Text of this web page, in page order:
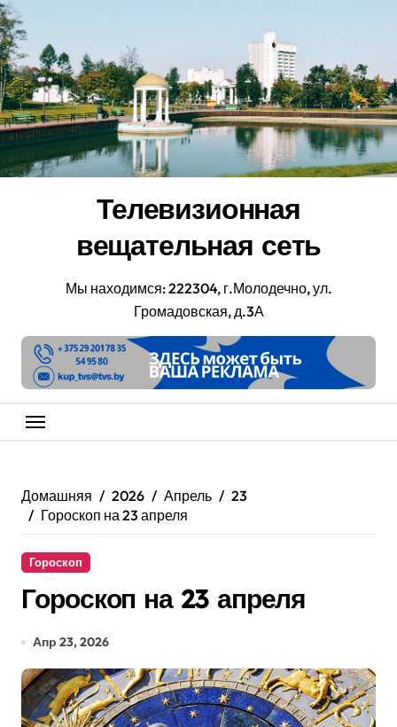
Перейти
к
содержанию
Телевизионная
вещательная сеть
Мы находимся: 222304, г.Молодечно, ул.
Громадовская, д.3А
Домашняя 2026 Апрель
23
Гороскоп на 23 апреля
Гороскоп
Гороскоп на 23 апреля
Апр 23, 2026